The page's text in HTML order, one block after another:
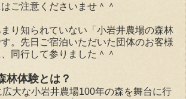
ご注意くださいませ＾＾
り知られていない「小岩井農場の森林
。先日ご宿泊いただいた団体のお客様
同行して参りました＾＾
林体験とは？
大な小岩井農場100年の森を舞台に行